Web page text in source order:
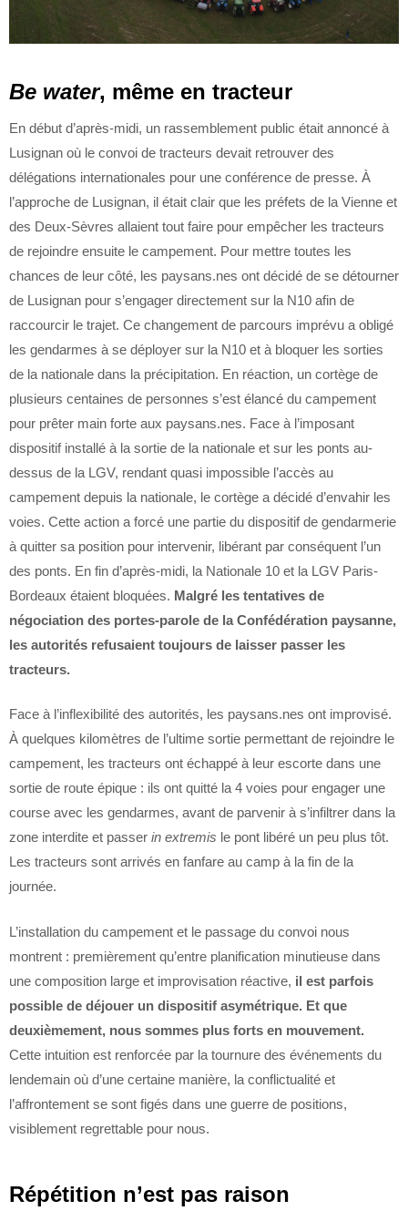
Be water, même en tracteur
En début d’après-midi, un rassemblement public était annoncé à
Lusignan où le convoi de tracteurs devait retrouver des
délégations internationales pour une conférence de presse. À
l’approche de Lusignan, il était clair que les préfets de la Vienne et
des Deux-Sèvres allaient tout faire pour empêcher les tracteurs
de rejoindre ensuite le campement. Pour mettre toutes les
chances de leur côté, les paysans.nes ont décidé de se détourner
de Lusignan pour s’engager directement sur la N10 afin de
raccourcir le trajet. Ce changement de parcours imprévu a obligé
les gendarmes à se déployer sur la N10 et à bloquer les sorties
de la nationale dans la précipitation. En réaction, un cortège de
plusieurs centaines de personnes s’est élancé du campement
pour prêter main forte aux paysans.nes. Face à l’imposant
dispositif installé à la sortie de la nationale et sur les ponts au-
dessus de la LGV, rendant quasi impossible l’accès au
campement depuis la nationale, le cortège a décidé d’envahir les
voies. Cette action a forcé une partie du dispositif de gendarmerie
à quitter sa position pour intervenir, libérant par conséquent l’un
des ponts. En fin d’après-midi, la Nationale 10 et la LGV Paris-
Bordeaux étaient bloquées. Malgré les tentatives de
négociation des portes-parole de la Confédération paysanne,
les autorités refusaient toujours de laisser passer les
tracteurs.
Face à l’inflexibilité des autorités, les paysans.nes ont improvisé.
À quelques kilomètres de l’ultime sortie permettant de rejoindre le
campement, les tracteurs ont échappé à leur escorte dans une
sortie de route épique : ils ont quitté la 4 voies pour engager une
course avec les gendarmes, avant de parvenir à s’infiltrer dans la
zone interdite et passer in extremis le pont libéré un peu plus tôt.
Les tracteurs sont arrivés en fanfare au camp à la fin de la
journée.
L’installation du campement et le passage du convoi nous
montrent : premièrement qu’entre planification minutieuse dans
une composition large et improvisation réactive, il est parfois
possible de déjouer un dispositif asymétrique. Et que
deuxièmement, nous sommes plus forts en mouvement.
Cette intuition est renforcée par la tournure des événements du
lendemain où d’une certaine manière, la conflictualité et
l’affrontement se sont figés dans une guerre de positions,
visiblement regrettable pour nous.
Répétition n’est pas raison